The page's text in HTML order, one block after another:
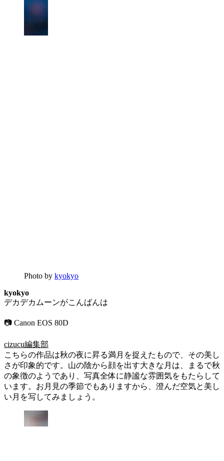
Photo by kyokyo
kyokyo
デカデカムーンがこんばんは
📷 Canon EOS 80D
cizucu編集部
こちらの作品は秋の夜に昇る満月を捉えたもので、その美し
さが印象的です。山の陰から顔を出す大きな月は、まるで秋
の象徴のようであり、写真全体に静謐な雰囲気をもたらして
います。お月見の季節でもありますから、澄んだ空気と美し
い月を写してみましょう。